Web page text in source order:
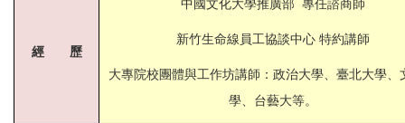
經 歷
中國文化大學推廣部 專任諮商師
新竹生命線員工協談中心 特約講師
大專院校團體與工作坊講師：政治大學、臺北大學、
學、台藝大等。